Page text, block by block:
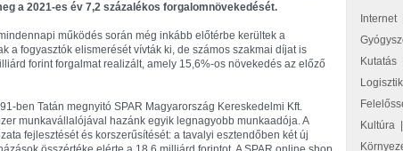
a 2021-es év 7,2 százalékos forgalomnövekedését.
működés során még inkább előtérbe kerültek a
a fogyasztók elismerését vívták ki, de számos szakmai díjat is
forint forgalmat realizált, amely 15,6%-os növekedés az előző
ben Tatán megnyitó SPAR Magyarország Kereskedelmi Kft.
munkavállalójával hazánk egyik legnagyobb munkaadója. A
fejlesztését és korszerűsítését: a tavalyi esztendőben két új
Internet|
Kutatás
Kultúra